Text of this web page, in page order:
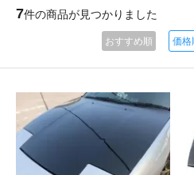
7件の商品が見つかりました
おすすめ順 価格